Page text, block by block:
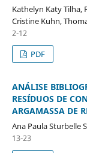
Kathelyn Katy Tilha,
Cristine Kuhn,
2-12
PDF
ANÁLISE
RESÍDUOS DE
ARGAMASSA DE
Ana Paula Sturbelle
13-23